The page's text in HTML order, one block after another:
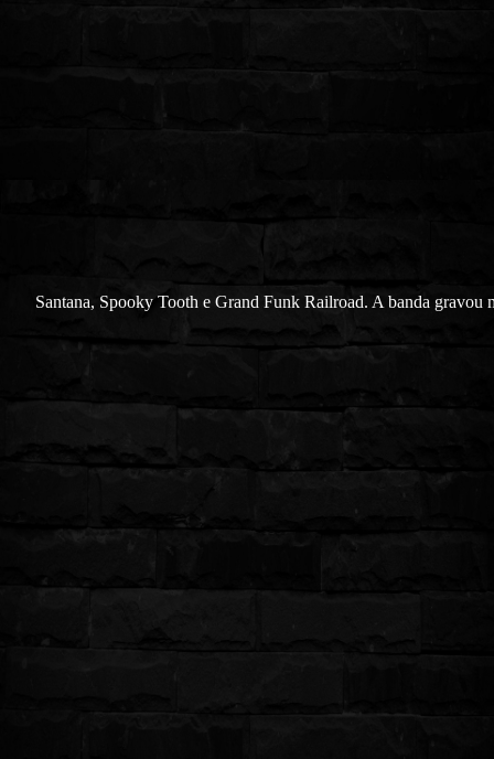
Santana, Spooky Tooth e Grand Funk Railroad. A banda gravou